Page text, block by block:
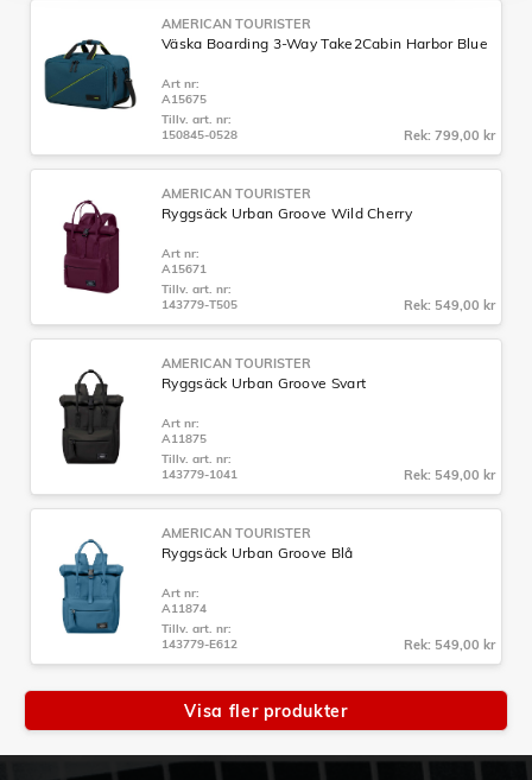
AMERICAN TOURISTER
Väska Boarding 3-Way Take2Cabin Harbor Blue
Art nr:
A15675
Tillv. art. nr:
150845-0528
Rek: 799,00 kr
AMERICAN TOURISTER
Ryggsäck Urban Groove Wild Cherry
Art nr:
A15671
Tillv. art. nr:
143779-T505
Rek: 549,00 kr
AMERICAN TOURISTER
Ryggsäck Urban Groove Svart
Art nr:
A11875
Tillv. art. nr:
143779-1041
Rek: 549,00 kr
AMERICAN TOURISTER
Ryggsäck Urban Groove Blå
Art nr:
A11874
Tillv. art. nr:
143779-E612
Rek: 549,00 kr
Visa fler produkter